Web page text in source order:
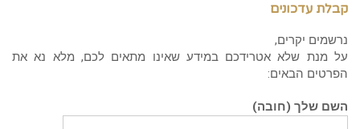
קבלת עדכונים
נרשמים יקרים,
על מנת שלא אטרידכם במידע שאינו מתאים לכם, מלא נא את
הפרטים הבאים:
השם שלך (חובה)